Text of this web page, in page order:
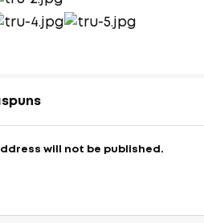
will not be published.